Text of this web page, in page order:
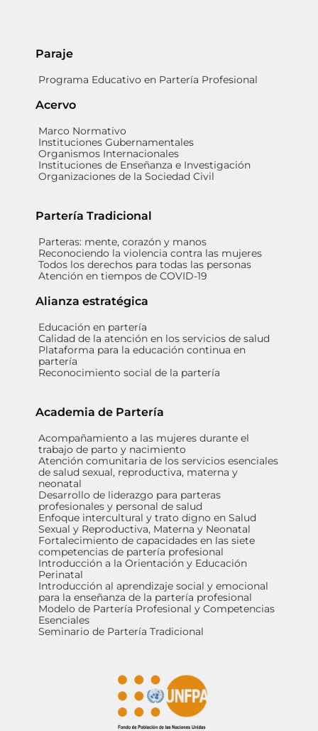
Paraje
Programa Educativo en Partería Profesional
Acervo
Marco Normativo
Instituciones Gubernamentales
Organismos Internacionales
Instituciones de Enseñanza e Investigación
Organizaciones de la Sociedad Civil
Partería Tradicional
Parteras: mente, corazón y manos
Reconociendo la violencia contra las mujeres
Todos los derechos para todas las personas
Atención en tiempos de COVID-19
Alianza estratégica
Educación en partería
Calidad de la atención en los servicios de salud
Plataforma para la educación continua en
partería
Reconocimiento social de la partería
Academia de Partería
Acompañamiento a las mujeres durante el
trabajo de parto y nacimiento
Atención comunitaria de los servicios esenciales
de salud sexual, reproductiva, materna y
neonatal
Desarrollo de liderazgo para parteras
profesionales y personal de salud
Enfoque intercultural y trato digno en Salud
Sexual y Reproductiva, Materna y Neonatal
Fortalecimiento de capacidades en las siete
competencias de partería profesional
Introducción a la Orientación y Educación
Perinatal
Introducción al aprendizaje social y emocional
para la enseñanza de la partería profesional
Modelo de Partería Profesional y Competencias
Esenciales
Seminario de Partería Tradicional